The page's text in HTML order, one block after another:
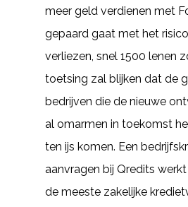
meer geld verdienen met
gepaard gaat met het
verliezen, snel 1500 lenen
toetsing zal blijken dat de
bedrijven die de nieuwe
al omarmen in toekomst
ten ijs komen. Een
aanvragen bij Qredits
de meeste zakelijke